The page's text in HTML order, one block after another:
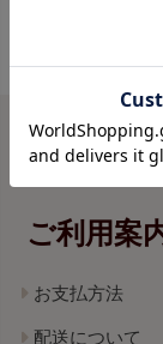
ご利用案
お支払方法
配送について